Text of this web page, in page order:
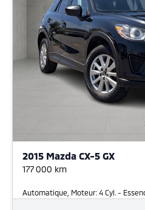
2015 Mazda CX-5 GX
177 000 km
Automatique, Moteur: 4 Cyl. -